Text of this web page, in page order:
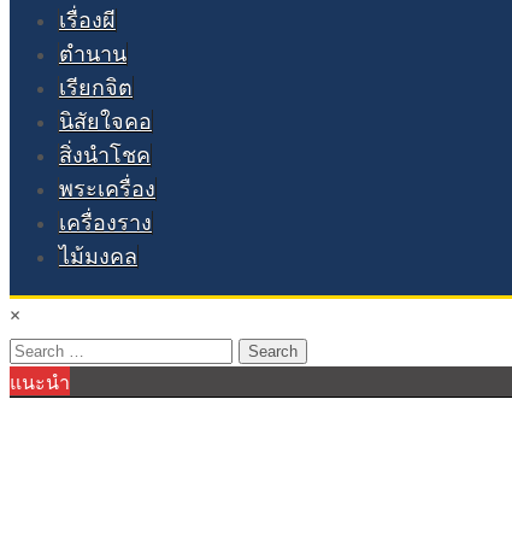
เรื่องผี
ตำนาน
เรียกจิต
นิสัยใจคอ
สิ่งนำโชค
พระเครื่อง
เครื่องราง
ไม้มงคล
×
Search
for:
แนะนำ